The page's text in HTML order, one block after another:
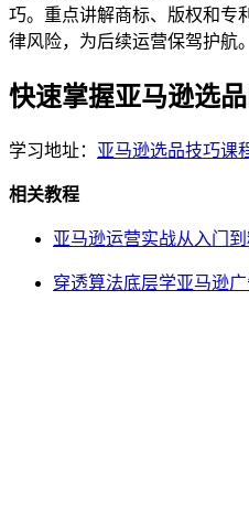
巧。重点讲解商标、版权和专
律风险，为后续运营保驾护航。
快速掌握亚马逊选
学习地址： 亚马逊选品技巧课
相关教程
亚马逊运营实战从入门
穿透算法底层学亚马逊